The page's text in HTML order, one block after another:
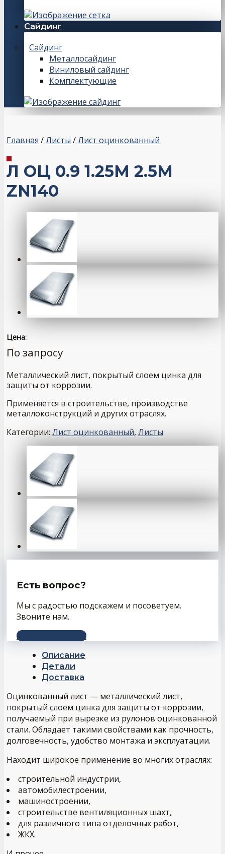
Сайдинг
Сайдинг
Металлосайдинг
Виниловый сайдинг
Комплектующие
Главная /Листы /Лист оцинкованный
Л ОЦ 0.9 1.25М 2.5М
ZN140
Цена:
По запросу
Металлический лист, покрытый слоем цинка для
защиты от коррозии.
Применяется в строительстве, производстве
металлоконструкций и других отраслях.
Категории: Лист оцинкованный, Листы
Есть вопрос?
Мы с радостью подскажем и посоветуем.
Звоните нам.
+7 (343) 243-56-66
Описание
Детали
Доставка
Оцинкованный лист — металлический лист,
покрытый слоем цинка для защиты от коррозии,
получаемый при вырезке из рулонов оцинкованной
стали. Обладает такими свойствами как прочность,
долговечность, удобство монтажа и эксплуатации.
Находит широкое применение во многих отраслях:
строительной индустрии,
автомобилестроении,
машиностроении,
строительстве вентиляционных шахт,
для различного типа отделочных работ,
ЖКХ.